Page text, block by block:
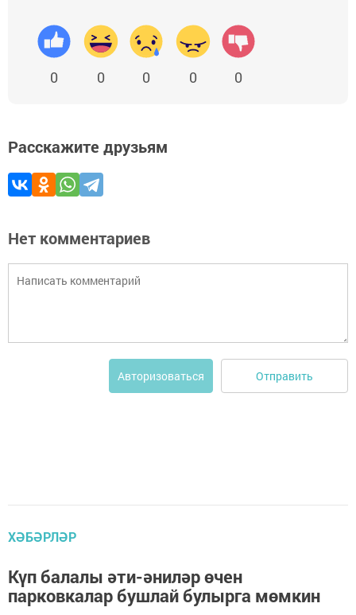
0 0 0 0 0
Расскажите друзьям
Нет комментариев
Авторизоваться Отправить
ХӘБӘРЛӘР
Күп балалы әти-әниләр өчен
парковкалар бушлай булырга мөмкин